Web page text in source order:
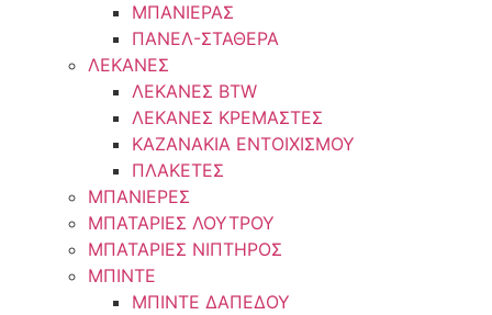
ΜΠΑΝΙΕΡΑΣ
ΠΑΝΕΛ-ΣΤΑΘΕΡΑ
ΛΕΚΑΝΕΣ
ΛΕΚΑΝΕΣ BTW
ΛΕΚΑΝΕΣ ΚΡΕΜΑΣΤΕΣ
ΚΑΖΑΝΑΚΙΑ ΕΝΤΟΙΧΙΣΜΟΥ
ΠΛΑΚΕΤΕΣ
ΜΠΑΝΙΕΡΕΣ
ΜΠΑΤΑΡΙΕΣ ΛΟΥΤΡΟΥ
ΜΠΑΤΑΡΙΕΣ ΝΙΠΤΗΡΟΣ
ΜΠΙΝΤΕ
ΜΠΙΝΤΕ ΔΑΠΕΔΟΥ